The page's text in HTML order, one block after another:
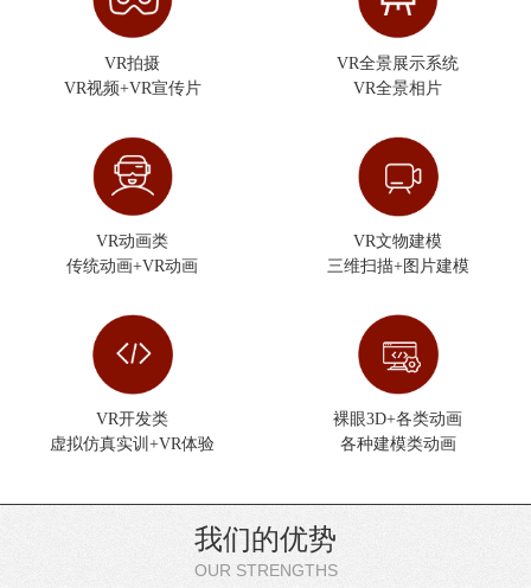
VR拍摄
VR视频+VR宣传片
VR全景展示系统
VR全景相片
VR动画类
传统动画+VR动画
VR文物建模
三维扫描+图片建模
VR开发类
虚拟仿真实训+VR体验
裸眼3D+各类动画
各种建模类动画
我们的优势
OUR STRENGTHS